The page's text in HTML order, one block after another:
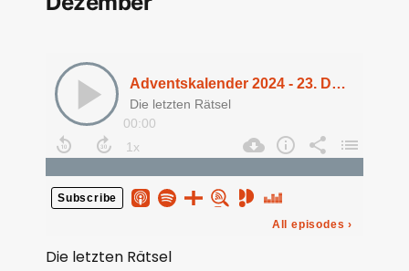
Die letzten Rätsel